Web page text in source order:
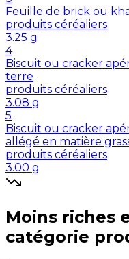
Feuille de brick ou
produits céréaliers
3.25 g
4
Biscuit ou cracker
terre
produits céréaliers
3.08 g
5
Biscuit ou cracker
allégé en matière
produits céréaliers
3.00 g
Moins riches
catégorie